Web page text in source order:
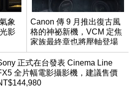
象
影
Canon 傳 9 月推出復古風
格的神祕新機，VCM 定焦
家族最終章也將壓軸登場
正式在台發表 Cinema Line
全片幅電影攝影機，建議售價